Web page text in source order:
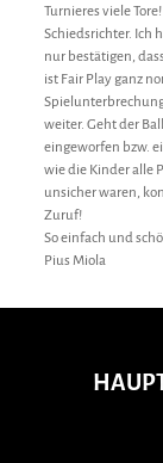
Turnieres viele
Schiedsrichter. Ich
nur bestätigen,
ist Fair Play ganz
weiter. Geht der
eingeworfen bzw.
wie die Kinder alle
unsicher waren,
Zuruf!
So einfach und
Pius Miola